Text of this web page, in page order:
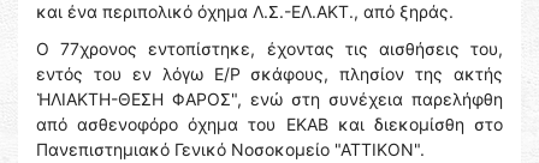
και ένα περιπολικό όχημα Λ.Σ.-ΕΛ.ΑΚΤ., από ξηράς.
Ο 77χρονος εντοπίστηκε, έχοντας τις αισθήσεις του,
εντός του εν λόγω Ε/Ρ σκάφους, πλησίον της ακτής
ἩΛΙΑΚΤΗ-ΘΕΣΗ ΦΑΡΟΣ", ενὠ στη συνέχεια παρελήφθη
από ασθενοφόρο όχημα του ΕΚΑΒ και διεκομίσθη στο
Πανεπιστημιακό Γενικό Νοσοκομείο "ΑΤΤΙΚΟΝ".